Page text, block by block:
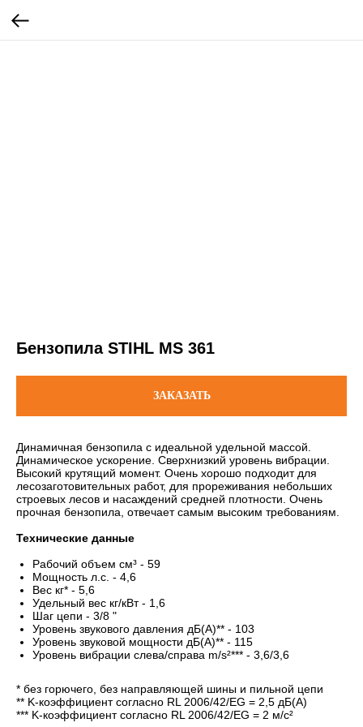
Бензопила STIHL MS 361
ЗАКАЗАТЬ
Динамичная бензопила с идеальной удельной массой.
Динамическое ускорение. Сверхнизкий уровень вибрации.
Высокий крутящий момент. Очень хорошо подходит для
лесозаготовительных работ, для прореживания небольших
строевых лесов и насаждений средней плотности. Очень
прочная бензопила, отвечает самым высоким требованиям.
Технические данные
Рабочий объем см³ - 59
Мощность л.с. - 4,6
Вес кг* - 5,6
Удельный вес кг/кВт - 1,6
Шаг цепи - 3/8 "
Уровень звукового давления дБ(A)** - 103
Уровень звуковой мощности дБ(A)** - 115
Уровень вибрации слева/справа m/s²*** - 3,6/3,6
* без горючего, без направляющей шины и пильной цепи
** K-коэффициент согласно RL 2006/42/EG = 2,5 дБ(A)
*** K-коэффициент согласно RL 2006/42/EG = 2 м/с²